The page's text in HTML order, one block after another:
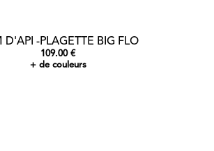
D'API -PLAGETTE BIG FLO
109.00 €
+ de couleurs